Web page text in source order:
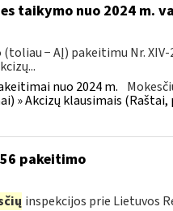
taikymo nuo 2024 m.
− AĮ) pakeitimu Nr. XIV-
nuo 2024 m.
» Akcizų klausimais
pakeitimo
inspekcijos prie Lietuvos